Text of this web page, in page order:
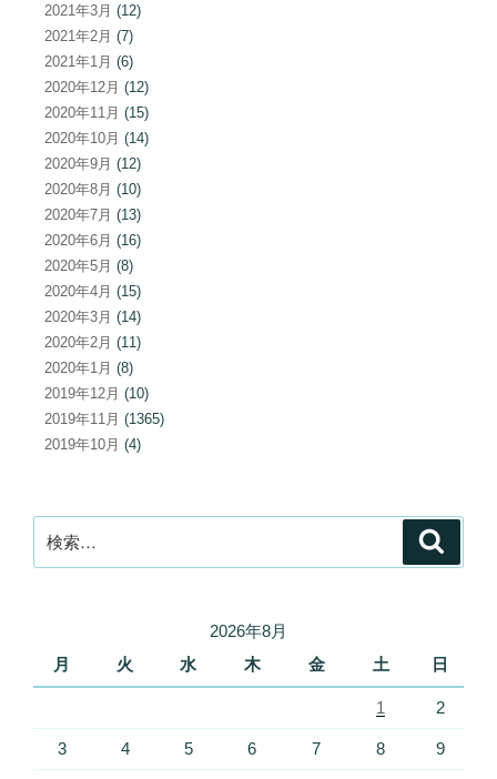
2021年3月 (12)
2021年2月 (7)
2021年1月 (6)
2020年12月 (12)
2020年11月 (15)
2020年10月 (14)
2020年9月 (12)
2020年8月 (10)
2020年7月 (13)
2020年6月 (16)
2020年5月 (8)
2020年4月 (15)
2020年3月 (14)
2020年2月 (11)
2020年1月 (8)
2019年12月 (10)
2019年11月 (1365)
2019年10月 (4)
索:
2026年8月
月
火 水 木 金 土 日
1 2
3 4 5 6 7 8 9